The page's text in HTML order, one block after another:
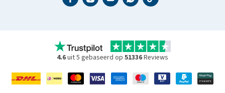
4.6uit 5 gebaseerd op 51336Reviews